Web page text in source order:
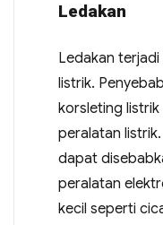
Ledakan
Ledakan
listrik.
korsleting
peralatan
dapat
peralatan
kecil seperti